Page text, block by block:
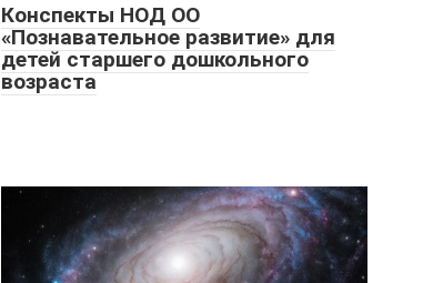
Конспекты НОД ОО
«Познавательное развитие» для
детей старшего дошкольного
возраста